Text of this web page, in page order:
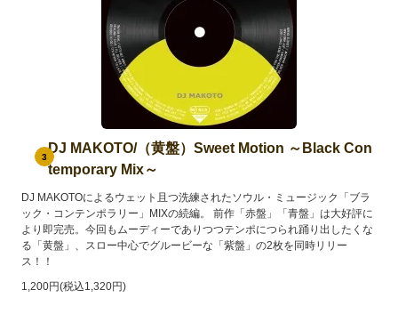
3
DJ MAKOTO/（黄盤）Sweet Motion ～Black Con
temporary Mix～
DJ MAKOTOによるウェット且つ洗練されたソウル・ミュージック「ブラ
ック・コンテンポラリー」MIXの続編。 前作「赤盤」「青盤」は大好評に
より即完売。今回もムーディーでありつつテンポにつられ踊り出したくな
る「黄盤」、スロー中心でグルービーな「紫盤」の2枚を同時リリー
ス！！
1,200円(税込1,320円)